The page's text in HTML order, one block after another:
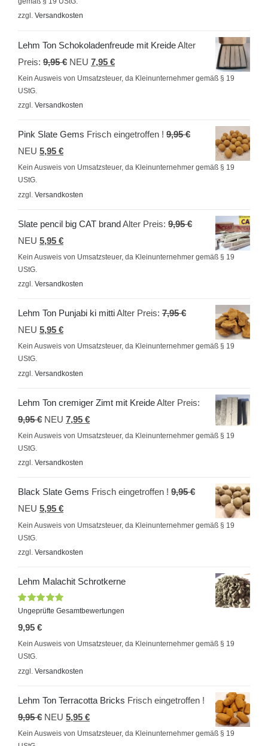
zzgl. Versandkosten
Lehm Ton Schokoladenfreude mit KreideAlter
Preis: 9,95€ Ursprünglicher
Preis
NEU 7,95 €Aktueller
Preis
Kein Ausweis von Umsatzsteuer, da Kleinunternehmer gemäß § 19
UStG.
zzgl. Versandkosten
Pink Slate Gems Frisch eingetroffen ! 9,95€Ursprünglicher
war:
NEU 5,95 €Aktueller
Preis
5,95 €.
Kein Ausweis von Umsatzsteuer, da Kleinunternehmer gemäß § 19
UStG.
zzgl. Versandkosten
Slate pencil big CAT brandAlter Preis: 9,95€Ursprünglicher
war:
NEU 5,95 €Aktueller
Preis
Kein Ausweis von Umsatzsteuer, da Kleinunternehmer gemäß § 19
UStG.
zzgl. Versandkosten
Lehm Ton Punjabi ki mittiAlter Preis: 7,95€Ursprünglicher
war:
NEU 5,95 €Aktueller
Preis
5,95 €.
Kein Ausweis von Umsatzsteuer, da Kleinunternehmer gemäß § 19
UStG.
zzgl. Versandkosten
Lehm Ton cremiger Zimt mit KreideAlter Preis:
9,95€ Ursprünglicher
Preis
NEU 7,95 €Aktueller
Preis
Kein Ausweis von Umsatzsteuer, da Kleinunternehmer gemäß § 19
UStG.
zzgl. Versandkosten
Black Slate Gems Frisch eingetroffen ! 9,95€Ursprünglicher
war:
NEU 5,95 €Aktueller
Preis
5,95 €.
Kein Ausweis von Umsatzsteuer, da Kleinunternehmer gemäß § 19
UStG.
zzgl. Versandkosten
Lehm Malachit Schrotkerne
Bewertet
5
Ungeprüfte Gesamtbewertungen
9,95 €
Kein Ausweis von Umsatzsteuer, da Kleinunternehmer gemäß § 19
UStG.
zzgl. Versandkosten
Lehm Ton Terracotta Bricks Frisch eingetroffen !
9,95€ Ursprünglicher
Preis
NEU 5,95 €Aktueller
Preis
Kein Ausweis von Umsatzsteuer, da Kleinunternehmer gemäß § 19